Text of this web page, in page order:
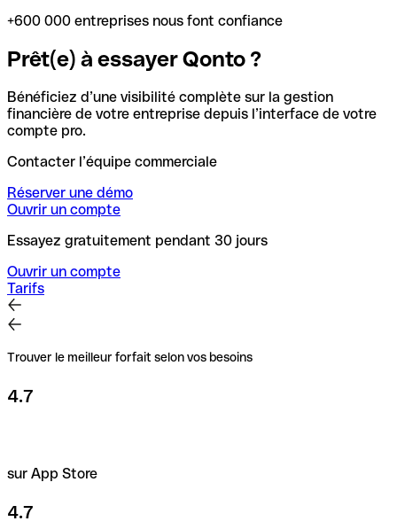
+600 000 entreprises nous font confiance
Prêt(e) à essayer Qonto ?
Bénéficiez d’une visibilité complète sur la gestion
financière de votre entreprise depuis l’interface de votre
compte pro.
Contacter l’équipe commerciale
Réserver une démo
Ouvrir un compte
Essayez gratuitement pendant 30 jours
Ouvrir un compte
Tarifs
Trouver le meilleur forfait selon vos besoins
4.7
sur App Store
4.7